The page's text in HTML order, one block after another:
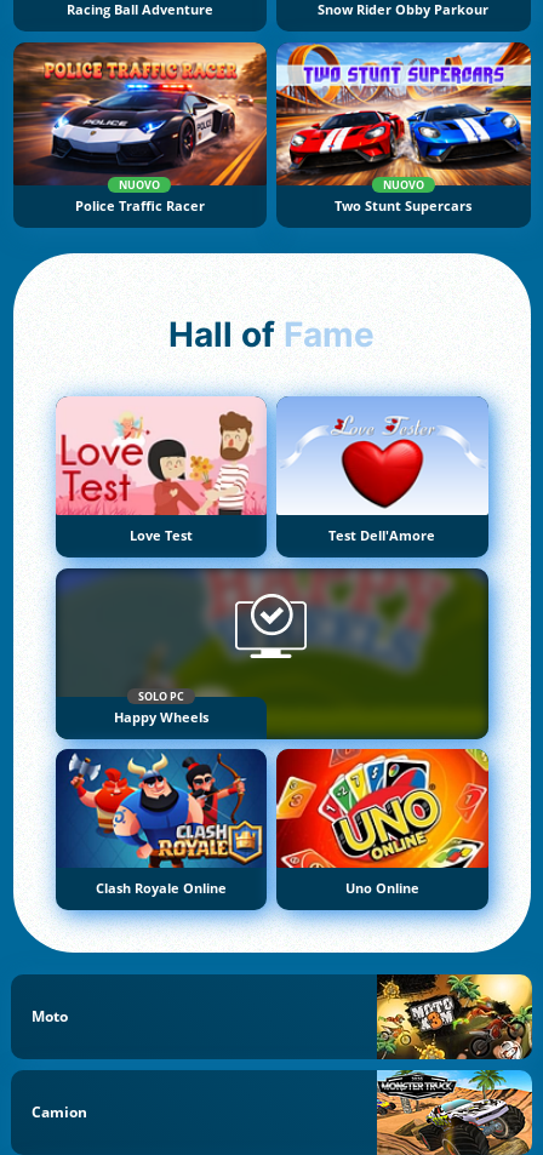
Racing Ball Adventure Snow Rider Obby Parkour
NUOVO
Police Traffic Racer
NUOVO
Two Stunt Supercars
Hall of Fame
Love Test Test Dell'Amore
SOLO PC
Happy Wheels
Clash Royale Online Uno Online
Moto
Camion